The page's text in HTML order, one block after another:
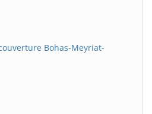
Bohas-Meyriat-